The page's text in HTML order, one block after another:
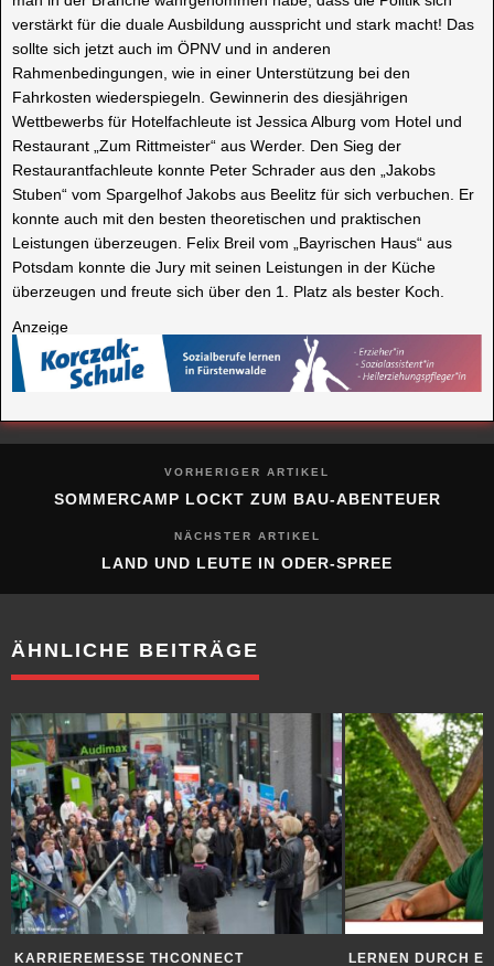
verstärkt für die duale Ausbildung ausspricht und stark macht! Das
sollte sich jetzt auch im ÖPNV und in anderen
Rahmenbedingungen, wie in einer Unterstützung bei den
Fahrkosten wiederspiegeln. Gewinnerin des diesjährigen
Wettbewerbs für Hotelfachleute ist Jessica Alburg vom Hotel und
Restaurant „Zum Rittmeister“ aus Werder. Den Sieg der
Restaurantfachleute konnte Peter Schrader aus den „Jakobs
Stuben“ vom Spargelhof Jakobs aus Beelitz für sich verbuchen. Er
konnte auch mit den besten theoretischen und praktischen
Leistungen überzeugen. Felix Breil vom „Bayrischen Haus“ aus
Potsdam konnte die Jury mit seinen Leistungen in der Küche
überzeugen und freute sich über den 1. Platz als bester Koch.
Anzeige
VORHERIGER ARTIKEL
SOMMERCAMP LOCKT ZUM BAU-ABENTEUER
NÄCHSTER ARTIKEL
LAND UND LEUTE IN ODER-SPREE
ÄHNLICHE BEITRÄGE
KARRIEREMESSE THCONNECT LERNEN DURCH